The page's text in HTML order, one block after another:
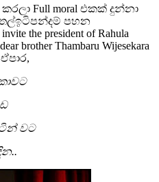
Full moral එකක් දුන්නා
පහන
the president of Rahula
brother Thambaru Wijesekara
වට